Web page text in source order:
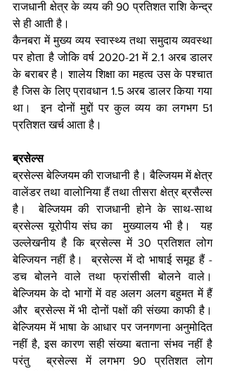
राजधानी क्षेत्र के व्यय की 90 प्रतिशत राशि केन्द्र
से ही आती है।
कैनबरा में मुख्य व्यय स्वास्थ्य तथा समुदाय व्यवस्था
पर होता है जोकि वर्ष 2020-21 में 2.1 अरब डालर
के बराबर है। शालेय शिक्षा का महत्व उस के पश्चात
है जिस के लिए प्रावधान 1.5 अरब डालर किया गया
था।  इन दोनों मुद्दों पर कुल व्यय का लगभग 51
प्रतिशत खर्च आता है।
ब्रसेल्स
ब्रसेल्स बेल्जियम की राजधानी है। बैल्जियम में क्षेत्र
वालेंडर तथा वालोनिया हैं तथा तीसरा क्षेत्र ब्रसैल्स
है।  बेल्जियम की राजधानी होने के साथ-साथ
ब्रसेल्स यूरोपीय संघ का  मुख्यालय भी है।  यह
उल्लेखनीय है कि ब्रसेल्स में 30 प्रतिशत लोग
बेल्जियन नहीं है।  ब्रसेल्स में दो भाषाई समूह हैं -
डच बोलने वाले तथा फ्रांसीसी बोलने वाले।
बेल्जियम के दो भागों में वह अलग अलग बहुमत में हैं
और  ब्रसेल्स में भी दोनों पक्षों की संख्या काफी है।
बेल्जियम में भाषा के आधार पर जनगणना अनुमोदित
नहीं है, इस कारण सही संख्या बताना संभव नहीं है
परंतु  ब्रसेल्स में लगभग 90 प्रतिशत लोग